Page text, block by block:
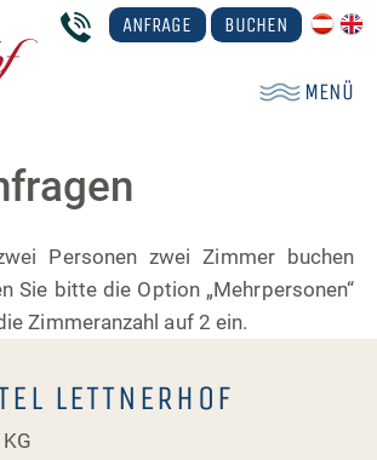
ANFRAGE BUCHEN
MENÜ
Personen zwei Zimmer buchen
Sie bitte die Option „Mehrpersonen“
Zimmeranzahl auf 2 ein.
LETTNERHOF